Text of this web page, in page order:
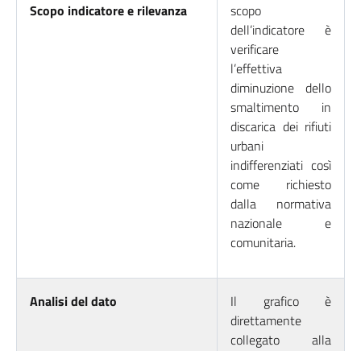
Scopo indicatore e rilevanza
scopo
dell’indicatore è
verificare
l’effettiva
diminuzione dello
smaltimento in
discarica dei rifiuti
urbani
indifferenziati così
come richiesto
dalla normativa
nazionale e
comunitaria.
Analisi del dato
Il grafico è
direttamente
collegato alla